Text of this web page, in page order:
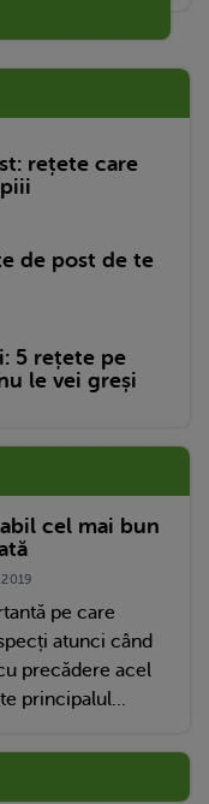
rețete care
de post de te
5 rețete pe
le vei greși
cel mai bun
pe care
atunci când
precădere acel
principalul...